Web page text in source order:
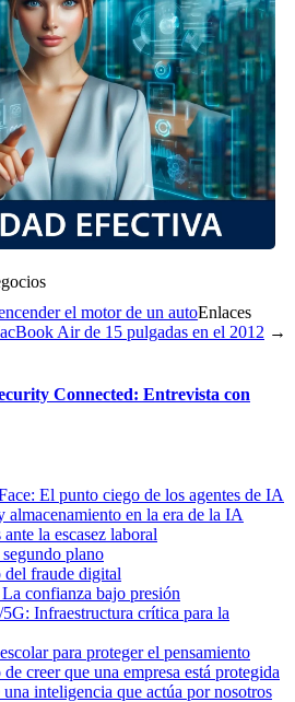
el motor de un auto
Air de 15 pulgadas en el 2012 →
Enlaces
Connected: Entrevista con
El punto ciego de los agentes de IA
en la era de la IA
la escasez laboral
plano
fraude digital
confianza bajo presión
Infraestructura crítica para la
para proteger el pensamiento
creer que una empresa está protegida
inteligencia que actúa por nosotros